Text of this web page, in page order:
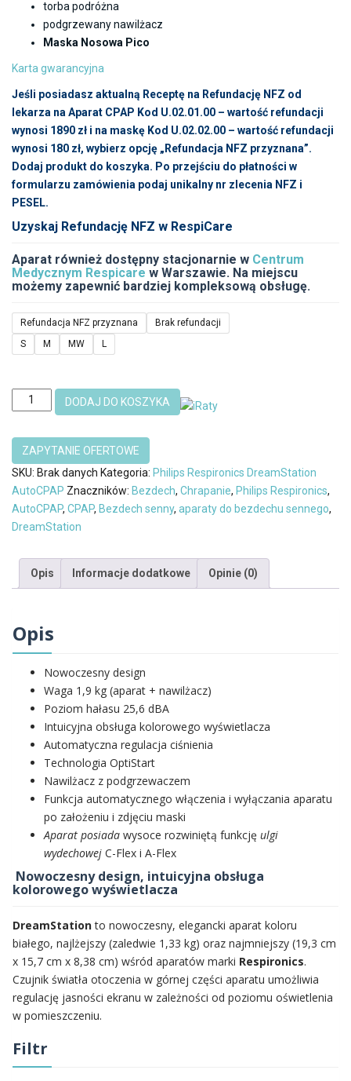
torba podróżna
podgrzewany nawilżacz
Maska Nosowa Pico
Karta gwarancyjna
Jeśli posiadasz aktualną Receptę na Refundację NFZ od
lekarza na Aparat CPAP Kod U.02.01.00 – wartość refundacji
wynosi 1890 zł i na maskę Kod U.02.02.00 – wartość refundacji
wynosi 180 zł, wybierz opcję „Refundacja NFZ przyznana”.
Dodaj produkt do koszyka. Po przejściu do płatności w
formularzu zamówienia podaj unikalny nr zlecenia NFZ i
PESEL.
Uzyskaj Refundację NFZ w RespiCare
Aparat również dostępny stacjonarnie w Centrum
Medycznym Respicare w Warszawie. Na miejscu
możemy zapewnić bardziej kompleksową obsługę.
Refundacja NFZ przyznana
Brak refundacji
S
M MW L
ilość
Philips
DreamStation
AutoCPAP
z
Nawilżaczem
Maska
Pico
DODAJ DO KOSZYKA
SKU: Brak danych Kategoria: Philips Respironics DreamStation
AutoCPAP Znaczników: Bezdech, Chrapanie, Philips Respironics,
AutoCPAP, CPAP, Bezdech senny, aparaty do bezdechu sennego,
DreamStation
Opis Informacje dodatkowe Opinie (0)
Opis
Nowoczesny design
Waga 1,9 kg (aparat + nawilżacz)
Poziom hałasu 25,6 dBA
Intuicyjna obsługa kolorowego wyświetlacza
Automatyczna regulacja ciśnienia
Technologia OptiStart
Nawilżacz z podgrzewaczem
Funkcja automatycznego włączenia i wyłączania aparatu
po założeniu i zdjęciu maski
Aparat posiada wysoce rozwiniętą funkcję ulgi
wydechowej C-Flex i A-Flex
Nowoczesny design, intuicyjna obsługa
kolorowego wyświetlacza
DreamStationto nowoczesny, elegancki aparat koloru
białego, najlżejszy (zaledwie 1,33 kg) oraz najmniejszy (19,3 cm
x 15,7 cm x 8,38 cm) wśród aparatów marki Respironics.
Czujnik światła otoczenia w górnej części aparatu umożliwia
regulację jasności ekranu w zależności od poziomu oświetlenia
w pomieszczeniu.
Filtr